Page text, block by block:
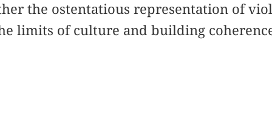
the ostentatious representation of
limits of culture and building